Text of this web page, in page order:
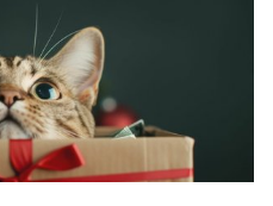
je na vašem jedilniku
ki je bogata z
Da vam bo lažje, so v
nekaj nasvetov in
pomagate, če ste v